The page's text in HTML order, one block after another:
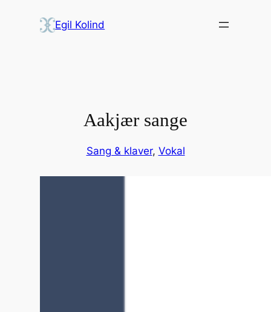
Egil Kolind
Aakjær sange
Sang & klaver, Vokal